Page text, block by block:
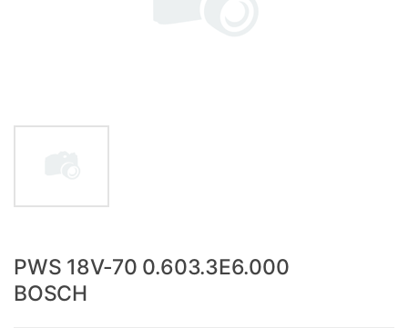
PWS 18V-70 0.603.3E6.000
BOSCH